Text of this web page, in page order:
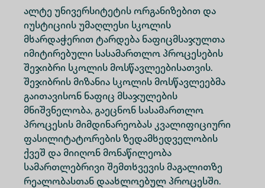
ალტე უნივერსიტეტის ორგანიზებით და
იუსტიციის უმაღლესი სკოლის
მხარდაჭერით ტარდება ნაფიცმსაჯულთა
იმიტირებული სასამართლო პროცესების
შეჯიბრი სკოლის მოსწავლეებისათვის.
შეჯიბრის მიზანია სკოლის მოსწავლეებმა
გაითავისონ ნაფიც მსაჯულების
მნიშვნელობა, გაეცნონ სასამართლო
პროცესის მიმდინარეობას კვალიფიციური
ფასილიტატორების ზედამხედველობის
ქვეშ და მიიღონ მონაწილეობა
სამართლებრივი შემთხვევის მაგალითზე
რეალობასთან დაახლოებულ პროცესში.